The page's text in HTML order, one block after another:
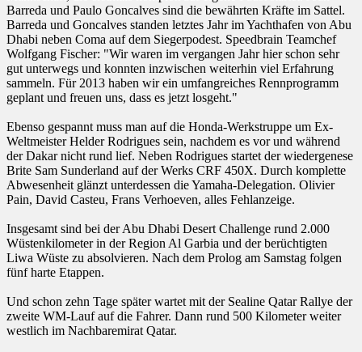
Barreda und Paulo Goncalves sind die bewährten Kräfte im Sattel.
Barreda und Goncalves standen letztes Jahr im Yachthafen von Abu
Dhabi neben Coma auf dem Siegerpodest. Speedbrain Teamchef
Wolfgang Fischer: "Wir waren im vergangen Jahr hier schon sehr
gut unterwegs und konnten inzwischen weiterhin viel Erfahrung
sammeln. Für 2013 haben wir ein umfangreiches Rennprogramm
geplant und freuen uns, dass es jetzt losgeht."
Ebenso gespannt muss man auf die Honda-Werkstruppe um Ex-
Weltmeister Helder Rodrigues sein, nachdem es vor und während
der Dakar nicht rund lief. Neben Rodrigues startet der wiedergenese
Brite Sam Sunderland auf der Werks CRF 450X. Durch komplette
Abwesenheit glänzt unterdessen die Yamaha-Delegation. Olivier
Pain, David Casteu, Frans Verhoeven, alles Fehlanzeige.
Insgesamt sind bei der Abu Dhabi Desert Challenge rund 2.000
Wüstenkilometer in der Region Al Garbia und der berüchtigten
Liwa Wüste zu absolvieren. Nach dem Prolog am Samstag folgen
fünf harte Etappen.
Und schon zehn Tage später wartet mit der Sealine Qatar Rallye der
zweite WM-Lauf auf die Fahrer. Dann rund 500 Kilometer weiter
westlich im Nachbaremirat Qatar.